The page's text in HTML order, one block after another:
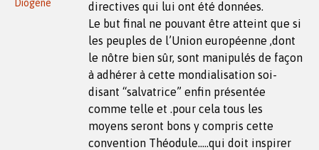
Diogene
directives qui lui ont été données.
Le but final ne pouvant être atteint que si
les peuples de l’Union européenne ,dont
le nôtre bien sûr, sont manipulés de façon
à adhérer à cette mondialisation soi-
disant “salvatrice” enfin présentée
comme telle et .pour cela tous les
moyens seront bons y compris cette
convention Théodule…..qui doit inspirer